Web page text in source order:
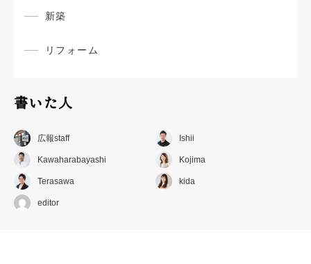
新築
リフォーム
書いた人
広報staff Ishii
Kawaharabayashi Kojima
Terasawa kida
editor